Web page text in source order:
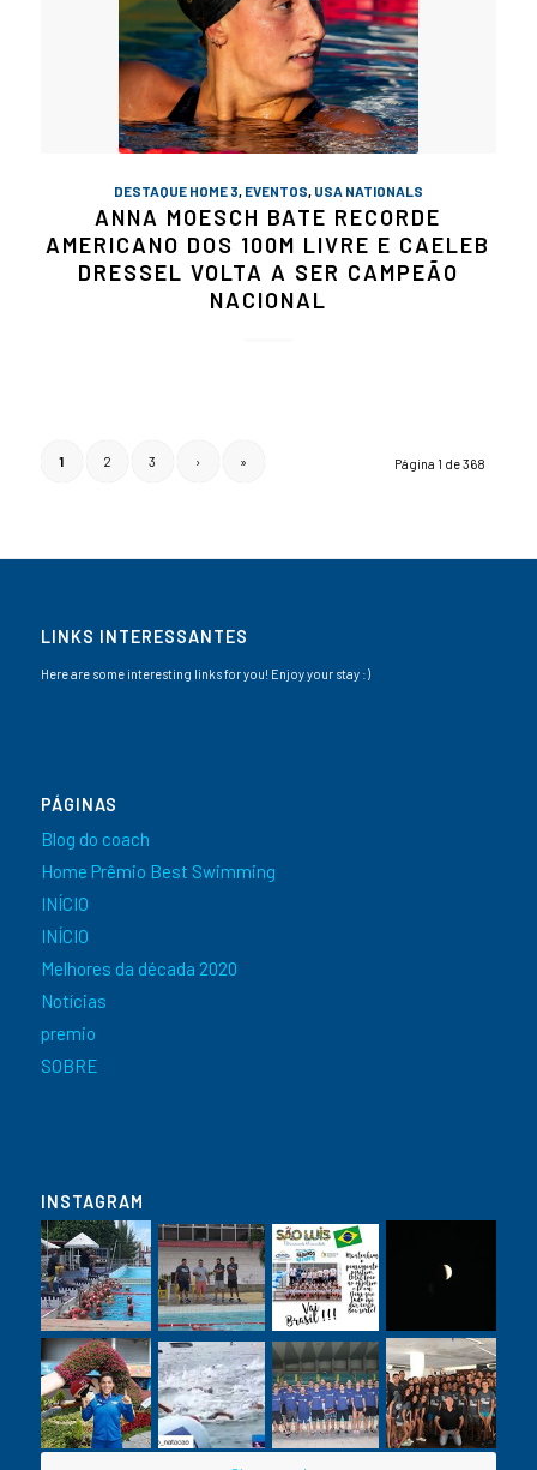
DESTAQUE HOME 3, EVENTOS, USA NATIONALS
ANNA MOESCH BATE RECORDE
AMERICANO DOS 100M LIVRE E CAELEB
DRESSEL VOLTA A SER CAMPEÃO
NACIONAL
Página 1 de 368
1 2 3 › »
LINKS INTERESSANTES
Here are some interesting links for you! Enjoy your stay :)
PÁGINAS
Blog do coach
Home Prêmio Best Swimming
INÍCIO
INÍCIO
Melhores da década 2020
Notícias
premio
SOBRE
INSTAGRAM